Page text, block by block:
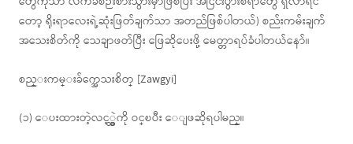
တော့ ရိုးရာလေးရဲ့ဆုံးဖြတ်ချက်သာ အတည်ဖြစ်ပါတယ်) စည်းကမ်းချက်
အသေးစိတ်ကို သေချာဖတ်ပြီး ဖြေဆိုပေးဖို့ မေတ္တာရပ်ခံပါတယ်နော်။
စည္းကမ္းခ်က္အေသးစိတ္ [Zawgyi]
(၁) ေပးထားတဲ့လင့္ခ္ထဲကို ဝင္ၿပီး ေျဖဆိုရပါမည္။